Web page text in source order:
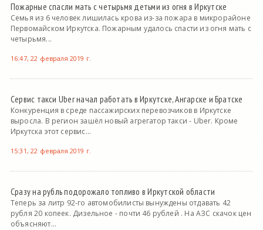
Пожарные спасли мать с четырьмя детьми из огня в Иркутске
Семья из 6 человек лишилась крова из-за пожара в микрорайоне
Первомайском Иркутска. Пожарным удалось спасти из огня мать с
четырьмя...
16:47, 22 февраля 2019 г.
Сервис такси Uber начал работать в Иркутске, Ангарске и Братске
Конкуренция в среде пассажирских перевозчиков в Иркутске
выросла. В регион зашёл новый агрегатор такси - Uber. Кроме
Иркутска этот сервис...
15:31, 22 февраля 2019 г.
Сразу на рубль подорожало топливо в Иркутской области
Теперь за литр 92-го автомобилисты вынуждены отдавать 42
рубля 20 копеек. Дизельное - почти 46 рублей . На АЗС скачок цен
объясняют...